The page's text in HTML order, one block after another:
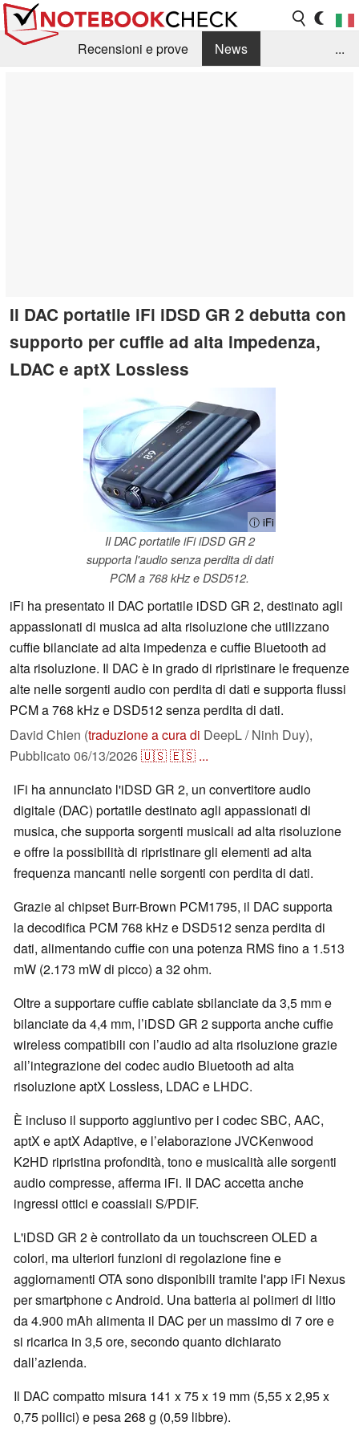
Recensioni e prove
News
...
Il DAC portatile iFi iDSD GR 2 debutta con
supporto per cuffie ad alta impedenza,
LDAC e aptX Lossless
ⓘ iFi
Il DAC portatile iFi iDSD GR 2
supporta l'audio senza perdita di dati
PCM a 768 kHz e DSD512.
iFi ha presentato il DAC portatile iDSD GR 2, destinato agli
appassionati di musica ad alta risoluzione che utilizzano
cuffie bilanciate ad alta impedenza e cuffie Bluetooth ad
alta risoluzione. Il DAC è in grado di ripristinare le frequenze
alte nelle sorgenti audio con perdita di dati e supporta flussi
PCM a 768 kHz e DSD512 senza perdita di dati.
David Chien (traduzione a cura di DeepL / Ninh Duy),
Pubblicato 06/13/2026🇺🇸🇪🇸 ...
iFi ha annunciato l'iDSD GR 2, un convertitore audio
digitale (DAC) portatile destinato agli appassionati di
musica, che supporta sorgenti musicali ad alta risoluzione
e offre la possibilità di ripristinare gli elementi ad alta
frequenza mancanti nelle sorgenti con perdita di dati.
Grazie al chipset Burr-Brown PCM1795, il DAC supporta
la decodifica PCM 768 kHz e DSD512 senza perdita di
dati, alimentando cuffie con una potenza RMS fino a 1.513
mW (2.173 mW di picco) a 32 ohm.
Oltre a supportare cuffie cablate sbilanciate da 3,5 mm e
bilanciate da 4,4 mm, l’iDSD GR 2 supporta anche cuffie
wireless compatibili con l’audio ad alta risoluzione grazie
all’integrazione dei codec audio Bluetooth ad alta
risoluzione aptX Lossless, LDAC e LHDC.
È incluso il supporto aggiuntivo per i codec SBC, AAC,
aptX e aptX Adaptive, e l’elaborazione JVCKenwood
K2HD ripristina profondità, tono e musicalità alle sorgenti
audio compresse, afferma iFi. Il DAC accetta anche
ingressi ottici e coassiali S/PDIF.
L'iDSD GR 2 è controllato da un touchscreen OLED a
colori, ma ulteriori funzioni di regolazione fine e
aggiornamenti OTA sono disponibili tramite l'app iFi Nexus
per smartphone c Android. Una batteria ai polimeri di litio
da 4.900 mAh alimenta il DAC per un massimo di 7 ore e
si ricarica in 3,5 ore, secondo quanto dichiarato
dall’azienda.
Il DAC compatto misura 141 x 75 x 19 mm (5,55 x 2,95 x
0,75 pollici) e pesa 268 g (0,59 libbre).